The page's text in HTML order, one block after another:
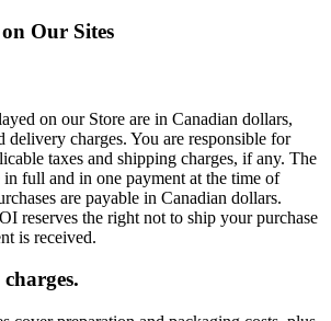
Our Sites
on our Store are in Canadian dollars,
delivery charges. You are responsible for
taxes and shipping charges, if any. The
in full and in one payment at the time of
are payable in Canadian dollars.
reserves the right not to ship your purchase
is received.